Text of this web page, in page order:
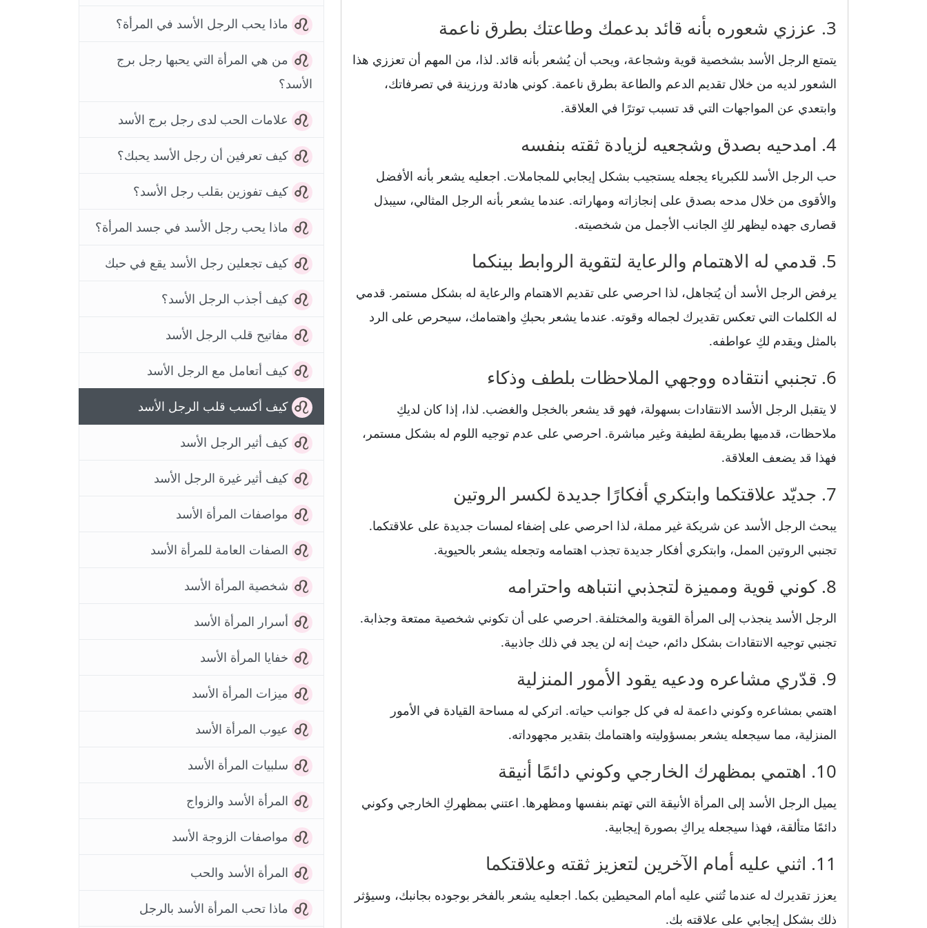
3. عززي شعوره بأنه قائد بدعمك وطاعتك بطرق ناعمة
يتمتع الرجل الأسد بشخصية قوية وشجاعة، ويحب أن يُشعر بأنه قائد. لذا، من المهم أن تعززي هذا
الشعور لديه من خلال تقديم الدعم والطاعة بطرق ناعمة. كوني هادئة ورزينة في تصرفاتك،
وابتعدي عن المواجهات التي قد تسبب توترًا في العلاقة.
4. امدحيه بصدق وشجعيه لزيادة ثقته بنفسه
حب الرجل الأسد للكبرياء يجعله يستجيب بشكل إيجابي للمجاملات. اجعليه يشعر بأنه الأفضل
والأقوى من خلال مدحه بصدق على إنجازاته ومهاراته. عندما يشعر بأنه الرجل المثالي، سيبذل
قصارى جهده ليظهر لكِ الجانب الأجمل من شخصيته.
5. قدمي له الاهتمام والرعاية لتقوية الروابط بينكما
يرفض الرجل الأسد أن يُتجاهل، لذا احرصي على تقديم الاهتمام والرعاية له بشكل مستمر. قدمي
له الكلمات التي تعكس تقديرك لجماله وقوته. عندما يشعر بحبكِ واهتمامك، سيحرص على الرد
بالمثل ويقدم لكِ عواطفه.
6. تجنبي انتقاده ووجهي الملاحظات بلطف وذكاء
لا يتقبل الرجل الأسد الانتقادات بسهولة، فهو قد يشعر بالخجل والغضب. لذا، إذا كان لديكِ
ملاحظات، قدميها بطريقة لطيفة وغير مباشرة. احرصي على عدم توجيه اللوم له بشكل مستمر،
فهذا قد يضعف العلاقة.
7. جديّد علاقتكما وابتكري أفكارًا جديدة لكسر الروتين
يبحث الرجل الأسد عن شريكة غير مملة، لذا احرصي على إضفاء لمسات جديدة على علاقتكما.
تجنبي الروتين الممل، وابتكري أفكار جديدة تجذب اهتمامه وتجعله يشعر بالحيوية.
8. كوني قوية ومميزة لتجذبي انتباهه واحترامه
الرجل الأسد ينجذب إلى المرأة القوية والمختلفة. احرصي على أن تكوني شخصية ممتعة وجذابة.
تجنبي توجيه الانتقادات بشكل دائم، حيث إنه لن يجد في ذلك جاذبية.
9. قدّري مشاعره ودعيه يقود الأمور المنزلية
اهتمي بمشاعره وكوني داعمة له في كل جوانب حياته. اتركي له مساحة القيادة في الأمور
المنزلية، مما سيجعله يشعر بمسؤوليته واهتمامك بتقدير مجهوداته.
10. اهتمي بمظهرك الخارجي وكوني دائمًا أنيقة
يميل الرجل الأسد إلى المرأة الأنيقة التي تهتم بنفسها ومظهرها. اعتني بمظهركِ الخارجي وكوني
دائمًا متألقة، فهذا سيجعله يراكِ بصورة إيجابية.
11. اثني عليه أمام الآخرين لتعزيز ثقته وعلاقتكما
يعزز تقديرك له عندما تُثني عليه أمام المحيطين بكما. اجعليه يشعر بالفخر بوجوده بجانبك، وسيؤثر
ذلك بشكل إيجابي على علاقته بك.
ماذا يحب الرجل الأسد في المرأة؟
من هي المرأة التي يحبها رجل برج
الأسد؟
علامات الحب لدى رجل برج الأسد
كيف تعرفين أن رجل الأسد يحبك؟
كيف تفوزين بقلب رجل الأسد؟
ماذا يحب رجل الأسد في جسد المرأة؟
كيف تجعلين رجل الأسد يقع في حبك
كيف أجذب الرجل الأسد؟
مفاتيح قلب الرجل الأسد
كيف أتعامل مع الرجل الأسد
كيف أكسب قلب الرجل الأسد
كيف أثير الرجل الأسد
كيف أثير غيرة الرجل الأسد
مواصفات المرأة الأسد
الصفات العامة للمرأة الأسد
شخصية المرأة الأسد
أسرار المرأة الأسد
خفايا المرأة الأسد
ميزات المرأة الأسد
عيوب المرأة الأسد
سلبيات المرأة الأسد
المرأة الأسد والزواج
مواصفات الزوجة الأسد
المرأة الأسد والحب
ماذا تحب المرأة الأسد بالرجل